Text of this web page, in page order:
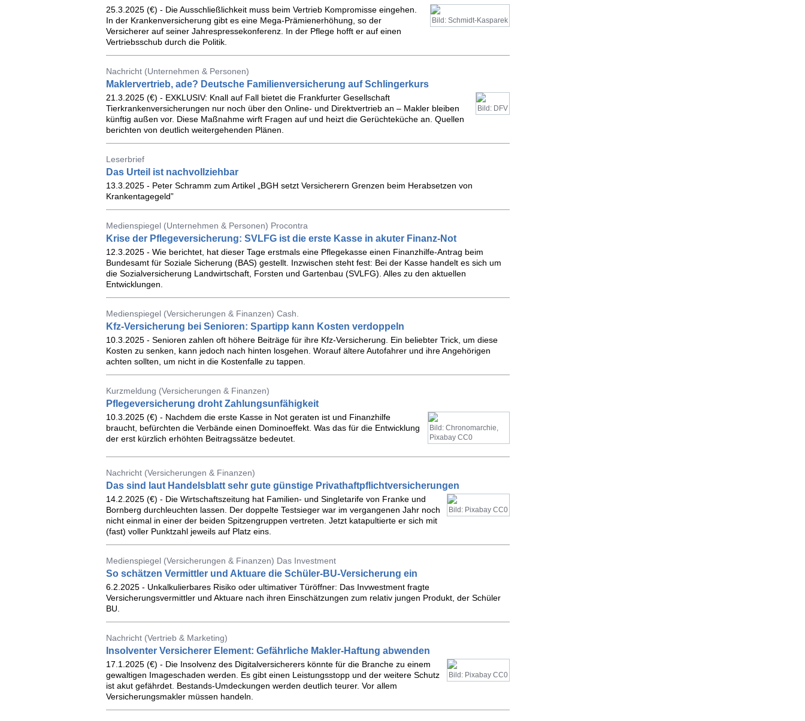
Bild: Schmidt-Kasparek
25.3.2025 (€) - Die Ausschließlichkeit muss beim Vertrieb Kompromisse eingehen.
In der Krankenversicherung gibt es eine Mega-Prämienerhöhung, so der
Versicherer auf seiner Jahrespressekonferenz. In der Pflege hofft er auf einen
Vertriebsschub durch die Politik.
Nachricht (Unternehmen & Personen)
Maklervertrieb, ade? Deutsche Familienversicherung auf Schlingerkurs
Bild: DFV
21.3.2025 (€) - EXKLUSIV: Knall auf Fall bietet die Frankfurter Gesellschaft
Tierkrankenversicherungen nur noch über den Online- und Direktvertrieb an – Makler bleiben
künftig außen vor. Diese Maßnahme wirft Fragen auf und heizt die Gerüchteküche an. Quellen
berichten von deutlich weitergehenden Plänen.
Leserbrief
Das Urteil ist nachvollziehbar
13.3.2025 - Peter Schramm zum Artikel „BGH setzt Versicherern Grenzen beim Herabsetzen von
Krankentagegeld”
Medienspiegel (Unternehmen & Personen) Procontra
Krise der Pflegeversicherung: SVLFG ist die erste Kasse in akuter Finanz-Not
12.3.2025 - Wie berichtet, hat dieser Tage erstmals eine Pflegekasse einen Finanzhilfe-Antrag beim
Bundesamt für Soziale Sicherung (BAS) gestellt. Inzwischen steht fest: Bei der Kasse handelt es sich um
die Sozialversicherung Landwirtschaft, Forsten und Gartenbau (SVLFG). Alles zu den aktuellen
Entwicklungen.
Medienspiegel (Versicherungen & Finanzen) Cash.
Kfz-Versicherung bei Senioren: Spartipp kann Kosten verdoppeln
10.3.2025 - Senioren zahlen oft höhere Beiträge für ihre Kfz-Versicherung. Ein beliebter Trick, um diese
Kosten zu senken, kann jedoch nach hinten losgehen. Worauf ältere Autofahrer und ihre Angehörigen
achten sollten, um nicht in die Kostenfalle zu tappen.
Kurzmeldung (Versicherungen & Finanzen)
Pflegeversicherung droht Zahlungsunfähigkeit
Bild: Chronomarchie,
Pixabay CC0
10.3.2025 (€) - Nachdem die erste Kasse in Not geraten ist und Finanzhilfe
braucht, befürchten die Verbände einen Dominoeffekt. Was das für die Entwicklung
der erst kürzlich erhöhten Beitragssätze bedeutet.
Nachricht (Versicherungen & Finanzen)
Das sind laut Handelsblatt sehr gute günstige Privathaftpflichtversicherungen
Bild: Pixabay CC0
14.2.2025 (€) - Die Wirtschaftszeitung hat Familien- und Singletarife von Franke und
Bornberg durchleuchten lassen. Der doppelte Testsieger war im vergangenen Jahr noch
nicht einmal in einer der beiden Spitzengruppen vertreten. Jetzt katapultierte er sich mit
(fast) voller Punktzahl jeweils auf Platz eins.
Medienspiegel (Versicherungen & Finanzen) Das Investment
So schätzen Vermittler und Aktuare die Schüler-BU-Versicherung ein
6.2.2025 - Unkalkulierbares Risiko oder ultimativer Türöffner: Das Invwestment fragte
Versicherungsvermittler und Aktuare nach ihren Einschätzungen zum relativ jungen Produkt, der Schüler
BU.
Nachricht (Vertrieb & Marketing)
Insolventer Versicherer Element: Gefährliche Makler-Haftung abwenden
Bild: Pixabay CC0
17.1.2025 (€) - Die Insolvenz des Digitalversicherers könnte für die Branche zu einem
gewaltigen Imageschaden werden. Es gibt einen Leistungsstopp und der weitere Schutz
ist akut gefährdet. Bestands-Umdeckungen werden deutlich teurer. Vor allem
Versicherungsmakler müssen handeln.